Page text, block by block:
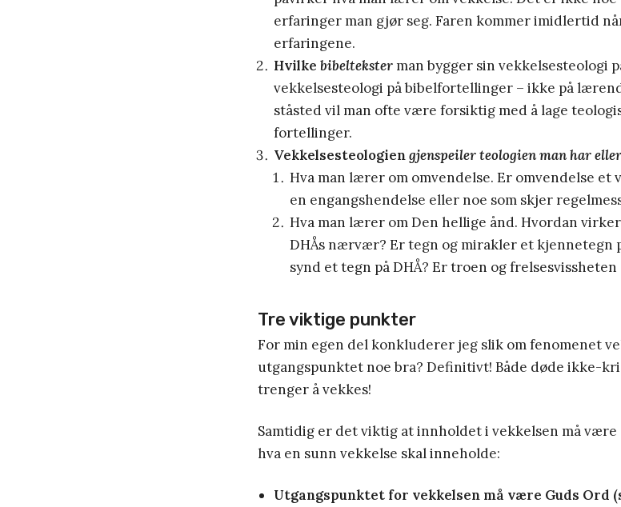
erfaringer man gjør seg. Faren kommer imidlertid
erfaringene.
Hvilke bibelteksterman bygger sin vekkelsesteologi
vekkelsesteologi på bibelfortellinger – ikke på
ståsted vil man ofte være forsiktig med å lage
fortellinger.
Vekkelsesteologiengjenspeiler teologien man har
Hva man lærer om omvendelse. Er omvendelse et
en engangshendelse eller noe som skjer
Hva man lærer om Den hellige ånd. Hvordan
DHÅs nærvær? Er tegn og mirakler et kjennetegn
synd et tegn på DHÅ? Er troen og frelsesvissheten
Tre viktige punkter
For min egen del konkluderer jeg slik om fenomenet
utgangspunktet noe bra? Definitivt! Både døde ikke-
trenger å vekkes!
Samtidig er det viktig at innholdet i vekkelsen må
hva en sunn vekkelse skal inneholde:
Utgangspunktet for vekkelsen må være Guds Ord